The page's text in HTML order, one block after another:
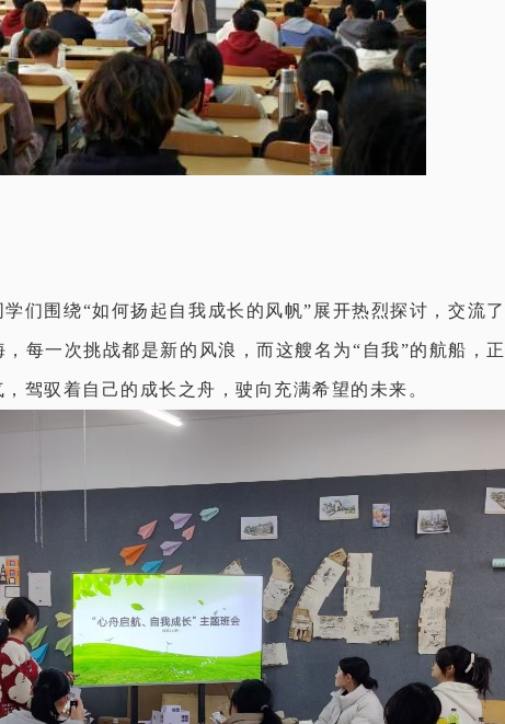
们围绕“如何扬起自我成长的风帆”展开热烈探讨，交流
每一次挑战都是新的风浪，而这艘名为“自我”的航船，
驾驭着自己的成长之舟，驶向充满希望的未来。